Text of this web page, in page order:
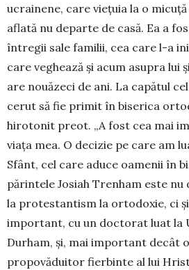
ucrainene, care viețuia la o
aflată nu departe de casă. Ea a
întregii sale familii, cea care l-a
care veghează și acum asupra lui
are nouăzeci de ani. La capătul
cerut să fie primit în biserica
hirotonit preot. „A fost cea mai
viața mea. O decizie pe care am
Sfânt, cel care aduce oamenii în
părintele Josiah Trenham este
la protestantism la ortodoxie, ci
important, cu un doctorat luat la
Durham, și, mai important decât
propovăduitor fierbinte al lui